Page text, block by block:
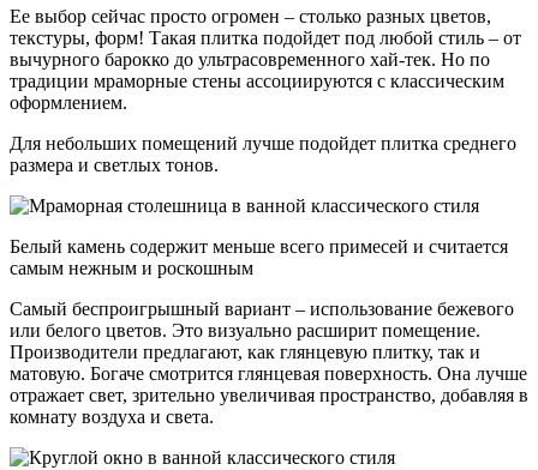
Ее выбор сейчас просто огромен – столько разных цветов,
текстуры, форм! Такая плитка подойдет под любой стиль – от
вычурного барокко до ультрасовременного хай-тек. Но по
традиции мраморные стены ассоциируются с классическим
оформлением.
Для небольших помещений лучше подойдет плитка среднего
размера и светлых тонов.
Белый камень содержит меньше всего примесей и считается
самым нежным и роскошным
Самый беспроигрышный вариант – использование бежевого
или белого цветов. Это визуально расширит помещение.
Производители предлагают, как глянцевую плитку, так и
матовую. Богаче смотрится глянцевая поверхность. Она лучше
отражает свет, зрительно увеличивая пространство, добавляя в
комнату воздуха и света.